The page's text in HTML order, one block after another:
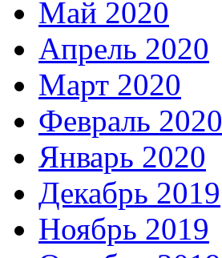
Май 2020
Апрель 2020
Март 2020
Февраль 2020
Январь 2020
Декабрь 2019
Ноябрь 2019